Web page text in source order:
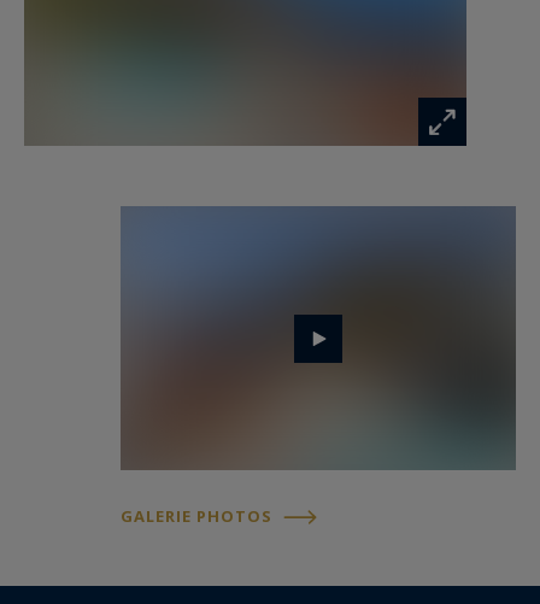
Pour découvrir cette villa d’exception et vivre
GALERIE PHOTOS